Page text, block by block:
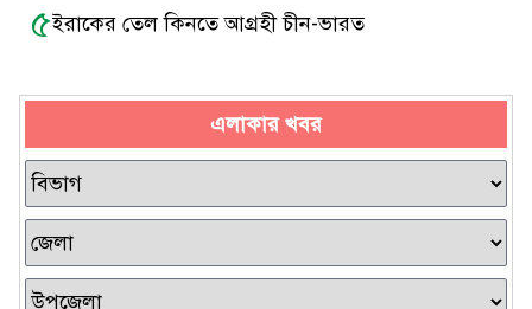
৫ইরাকের তেল কিনতে আগ্রহী চীন-ভারত
এলাকার খবর